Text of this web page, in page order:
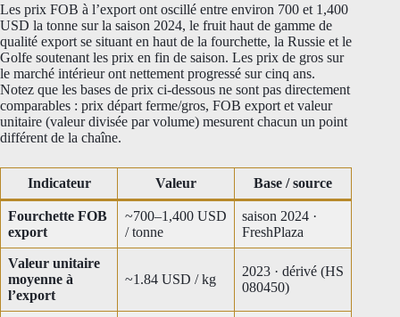
Les prix FOB à l’export ont oscillé entre environ 700 et 1,400
USD la tonne sur la saison 2024, le fruit haut de gamme de
qualité export se situant en haut de la fourchette, la Russie et le
Golfe soutenant les prix en fin de saison. Les prix de gros sur
le marché intérieur ont nettement progressé sur cinq ans.
Notez que les bases de prix ci-dessous ne sont pas directement
comparables : prix départ ferme/gros, FOB export et valeur
unitaire (valeur divisée par volume) mesurent chacun un point
différent de la chaîne.
Indicateur Valeur Base / source
Fourchette FOB
export
~700–1,400 USD
/ tonne
saison 2024 ·
FreshPlaza
Valeur unitaire
moyenne à
l’export
~1.84 USD / kg
2023 · dérivé (HS
080450)